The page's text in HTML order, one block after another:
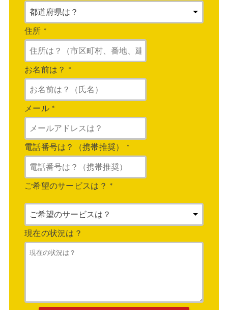
住所 *
お名前は？ *
メール *
電話番号は？（携帯推奨） *
ご希望のサービスは？ *
現在の状況は？